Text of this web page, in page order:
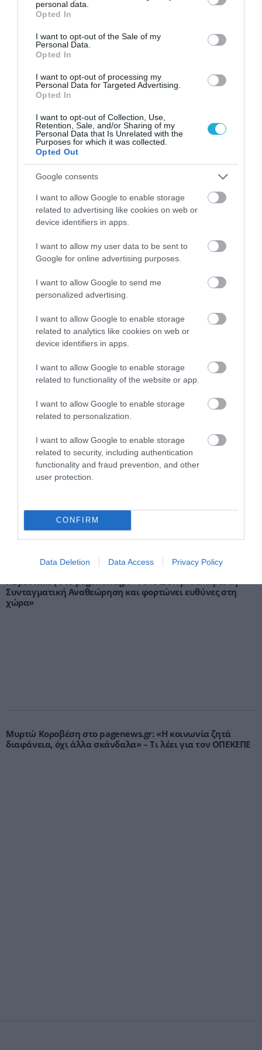
grant or deny consent to Google and its third-party tags to
use your data for below specified purposes in below Google
consent section.
personal data.
Opted In
I want to opt-out of the Sale of my
Personal Data.
Opted In
I want to opt-out of processing my
Personal Data for Targeted Advertising.
Opted In
I want to opt-out of Collection, Use,
Retention, Sale, and/or Sharing of my
Personal Data that Is Unrelated with the
Purposes for which it was collected.
Opted Out
Google consents
I want to allow Google to enable storage
related to advertising like cookies on web or
device identifiers in apps.
I want to allow my user data to be sent to
Google for online advertising purposes.
I want to allow Google to send me
personalized advertising.
I want to allow Google to enable storage
related to analytics like cookies on web or
device identifiers in apps.
I want to allow Google to enable storage
related to functionality of the website or app.
I want to allow Google to enable storage
related to personalization.
I want to allow Google to enable storage
related to security, including authentication
functionality and fraud prevention, and other
user protection.
CONFIRM
Data Deletion Data Access Privacy Policy
ΡΟΗ ΕΙΔΗΣΕΩΝ
Φωτιά στην Αττικοβοιωτία: Έκαψε
ενέργεια ίση με 6 βόμβες Χιροσίμα
ΙΩΑΝΝΑ ΠΥΛΟΥΔΗ
07.08.2026 | 21:10
ΣΟΚ στην Κρήτη: Τουρίστας φέρεται να
ζήτησε «τιμή» για ανήλικο κορίτσι –
ΙΩΑΝΝΑ ΠΥΛΟΥΔΗ
07.08.2026 | 21:02
με πυρκαγιές – Σε Red Code και η Αττική
ΙΩΑΝΝΑ ΠΥΛΟΥΔΗ
07.08.2026 | 18:38
Εν αναμονή έκδοσης στην Ελλάδα ο
Γερμανία –Για ποιες δολοφονίες
κατηγορείται
ΙΩΑΝΝΑ ΠΥΛΟΥΔΗ
πυροσβέστες όταν τους λέει ήρωες–όχι όταν ζητούν
στήριξη»
Γ.Βρεττάκος στο pagenews.gr: «Το ΠΑΣΟΚ μπλοκάρει τη
Συνταγματική Αναθεώρηση και φορτώνει ευθύνες στη
χώρα»
Μυρτώ Κοροβέση στο pagenews.gr: «Η κοινωνία ζητά
διαφάνεια, όχι άλλα σκάνδαλα» – Τι λέει για τον ΟΠΕΚΕΠΕ